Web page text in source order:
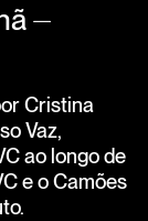
⏤
Cristina
Vaz,
ao longo de
e o Camões